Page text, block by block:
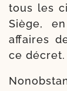
tous les
Siège,
affaires
ce décret.